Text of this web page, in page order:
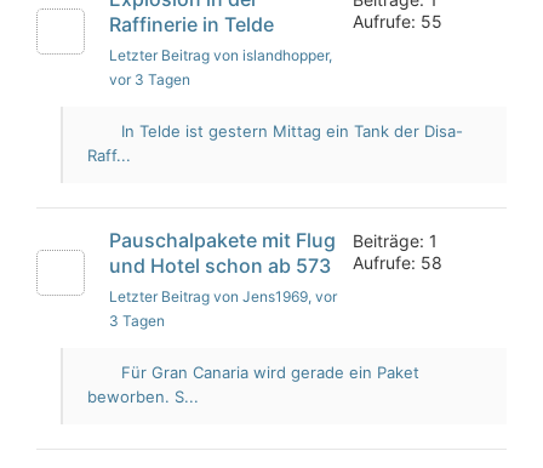
Raffinerie in Telde
Letzter Beitrag von islandhopper,
vor 3 Tagen
Aufrufe: 55
In Telde ist gestern Mittag ein Tank der Disa-
Raff...
Pauschalpakete mit Flug
und Hotel schon ab 573
Letzter Beitrag von Jens1969, vor
3 Tagen
Beiträge: 1
Aufrufe: 58
Für Gran Canaria wird gerade ein Paket
beworben. S...